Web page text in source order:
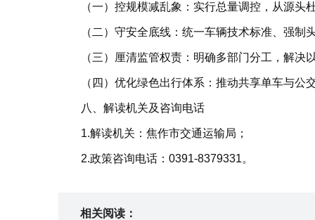
（一）控规模减乱象：实行总量调控，从源
（二）守安全底线：统一车辆技术标准、强
（三）厘清监管权责：明确多部门分工，解决
（四）优化绿色出行体系：推动共享单车与
八、解读机关及咨询电话
1.解读机关：焦作市交通运输局；
2.政策咨询电话：0391-8379331。
相关阅读：